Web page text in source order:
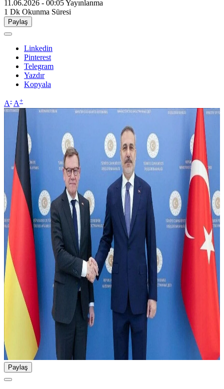
11.06.2026 - 00:05Yayınlanma
1 Dk Okunma Süresi
Paylaş
Linkedin
Pinterest
Telegram
Yazdır
Kopyala
A- A+
Paylaş